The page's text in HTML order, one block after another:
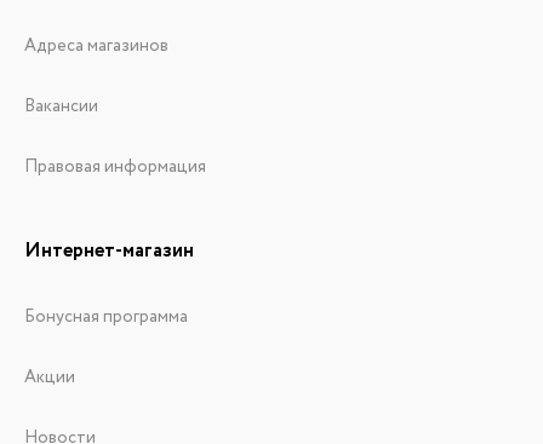
Адреса магазинов
Вакансии
Правовая информация
Интернет-магазин
Бонусная программа
Акции
Новости